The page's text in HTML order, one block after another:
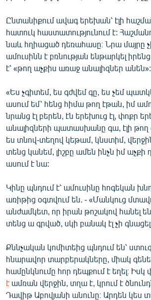
Ընտանիքում ավագ երեխան՝ էլի
հատուկ հաստատությունում է:
նաև հղիացած դեռահասը։ Նրա մայրը
ամուսինն է բռնության ենթարկել
է՝ «թող աչքիս առաջ անալիզներ անեն»:
«Ես չգիտեմ, ես գժվեմ գը, ես չեմ
ասում եմ՝ հենց հիմա թող էթան, իմ
նրանց էլ բերեն, էն երեխուց էլ, փոքր
անալիզների պատասխանը գա, էլի թող
ես տնով-տեղով կեթամ, կնստիմ,
տենց կանեմ, լիշբը ամեն ինչն իմ աչքի
ասում է նա:
Կինը պնդում է՝ ամուսինը հոգեկան
առիթից օգտվում են. - «Մանկուց
անժամկետ, որ իրան թոշակով հանել
տենց ա գրված, սկի բանակ էլ չի
Քննչական կոմիտեից պնդում են՝
հնարավոր տարբերակները, միակ
համընկնումը հոր դեպքում է եղել։ Իսկ
էամռան վերջին, տղա է, կրում է
Դավիթ Աբովյանի անունը։ Արդեն կես